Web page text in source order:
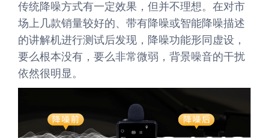
传统降噪方式有一定效果，但并不理想。在对市
场上几款销量较好的、带有降噪或智能降噪描述
的讲解机进行测试后发现，降噪功能形同虚设，
要么根本没有，要么非常微弱，背景噪音的干扰
依然很明显。